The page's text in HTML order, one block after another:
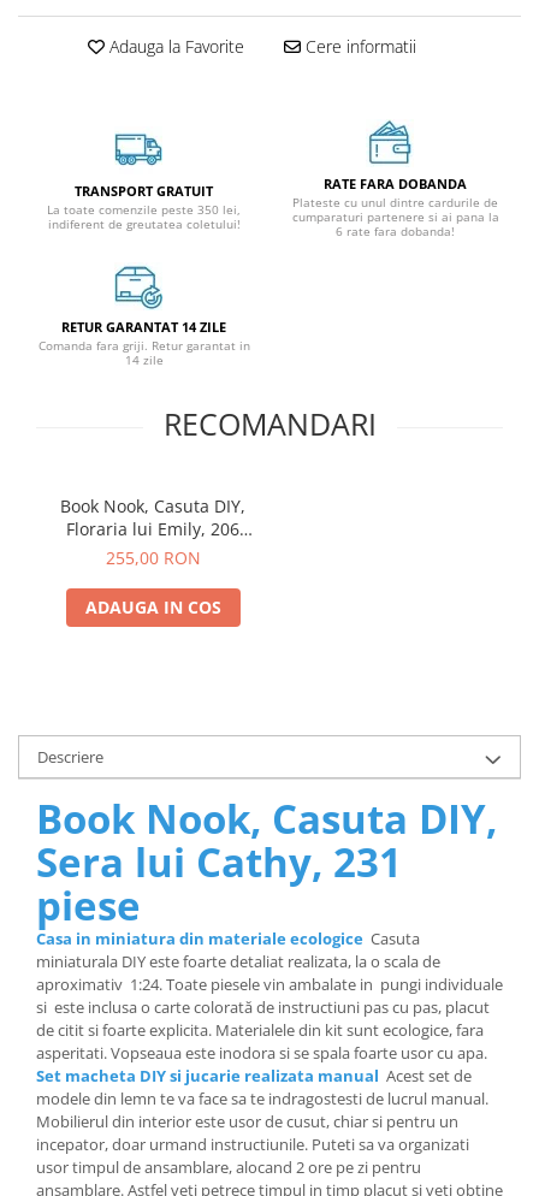
Adauga la Favorite Cere informatii
TRANSPORT GRATUIT
La toate comenzile peste 350 lei,
indiferent de greutatea coletului!
RATE FARA DOBANDA
Plateste cu unul dintre cardurile de
cumparaturi partenere si ai pana la
6 rate fara dobanda!
RETUR GARANTAT 14 ZILE
Comanda fara griji. Retur garantat in
14 zile
RECOMANDARI
Book Nook, Casuta DIY,
Floraria lui Emily, 206
piese
255,00 RON
ADAUGA IN COS
Descriere
Book Nook, Casuta DIY,
Sera lui Cathy, 231
piese
Casa in miniatura din materiale ecologice Casuta
miniaturala DIY este foarte detaliat realizata, la o scala de
aproximativ 1:24. Toate piesele vin ambalate in pungi individuale
si este inclusa o carte colorată de instructiuni pas cu pas, placut
de citit si foarte explicita. Materialele din kit sunt ecologice, fara
asperitati. Vopseaua este inodora si se spala foarte usor cu apa.
Set macheta DIY si jucarie realizata manual Acest set de
modele din lemn te va face sa te indragostesti de lucrul manual.
Mobilierul din interior este usor de cusut, chiar si pentru un
incepator, doar urmand instructiunile. Puteti sa va organizati
usor timpul de ansamblare, alocand 2 ore pe zi pentru
ansamblare. Astfel veti petrece timpul in timp placut si veti obtine